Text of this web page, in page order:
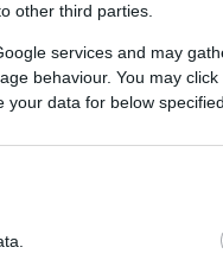
other third parties.
services and may
behaviour. You may
data for below